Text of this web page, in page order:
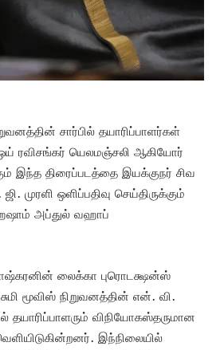
சார்பில் தயாரிப்பாளர்கள்
ரவிசங்கர் யெலமஞ்சலி ஆகியோர்
இந்த திரைப்படத்தை இயக்குநர் சிவ
முரளி ஒளிப்பதிவு செய்திருக்கும்
அப்துல் வஹாப்
லைக்கா புரொடக்ஷன்ஸ்
மூவிஸ் நிறுவனத்தின் என். வி.
தயாரிப்பாளரும் விநியோகஸ்தருமான
இந்நிலையில்